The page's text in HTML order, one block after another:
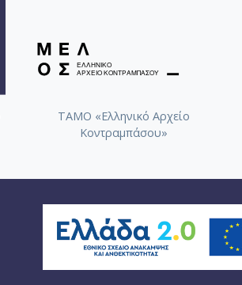
ΤΑΜΟ «Ελληνικό Αρχείο
Κοντραμπάσου»